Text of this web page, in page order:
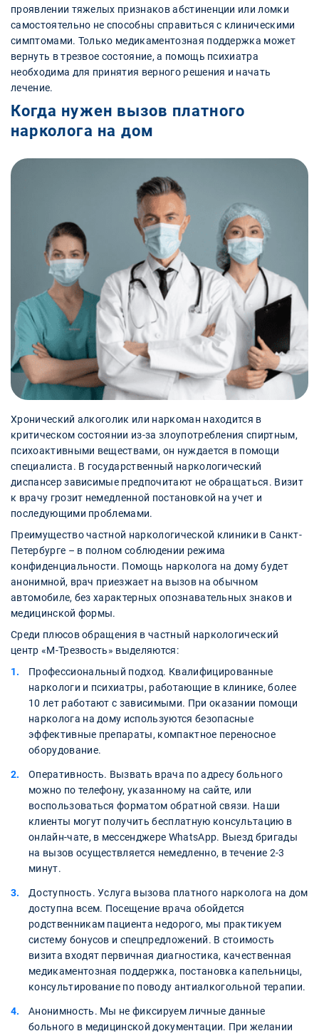
проявлении тяжелых признаков абстиненции или ломки
самостоятельно не способны справиться с клиническими
симптомами. Только медикаментозная поддержка может
вернуть в трезвое состояние, а помощь психиатра
необходима для принятия верного решения и начать
лечение.
Когда нужен вызов платного
нарколога на дом
Хронический алкоголик или наркоман находится в
критическом состоянии из-за злоупотребления спиртным,
психоактивными веществами, он нуждается в помощи
специалиста. В государственный наркологический
диспансер зависимые предпочитают не обращаться. Визит
к врачу грозит немедленной постановкой на учет и
последующими проблемами.
Преимущество частной наркологической клиники в Санкт-
Петербурге – в полном соблюдении режима
конфиденциальности. Помощь нарколога на дому будет
анонимной, врач приезжает на вызов на обычном
автомобиле, без характерных опознавательных знаков и
медицинской формы.
Среди плюсов обращения в частный наркологический
центр «М-Трезвость» выделяются:
Профессиональный подход. Квалифицированные
наркологи и психиатры, работающие в клинике, более
10 лет работают с зависимыми. При оказании помощи
нарколога на дому используются безопасные
эффективные препараты, компактное переносное
оборудование.
Оперативность. Вызвать врача по адресу больного
можно по телефону, указанному на сайте, или
воспользоваться форматом обратной связи. Наши
клиенты могут получить бесплатную консультацию в
онлайн-чате, в мессенджере WhatsApp. Выезд бригады
на вызов осуществляется немедленно, в течение 2-3
минут.
Доступность. Услуга вызова платного нарколога на дом
доступна всем. Посещение врача обойдется
родственникам пациента недорого, мы практикуем
систему бонусов и спецпредложений. В стоимость
визита входят первичная диагностика, качественная
медикаментозная поддержка, постановка капельницы,
консультирование по поводу антиалкогольной терапии.
Анонимность. Мы не фиксируем личные данные
больного в медицинской документации. При желании